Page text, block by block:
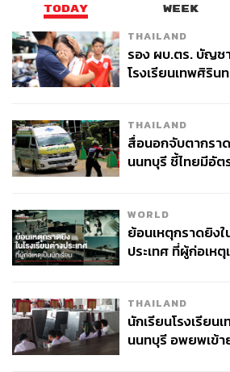
TODAY WEEK
THAILAND
รอง ผบ.ตร. บัญช
โรงเรียนเทพศิริน
THAILAND
สื่อนอกจับตากรา
นนทบุรี ชี้ไทยมีอั
WORLD
ย้อนเหตุกราดยิงใ
ประเทศ ที่ผู้ก่อเห
THAILAND
นักเรียนโรงเรียน
นนทบุรี อพยพเข้